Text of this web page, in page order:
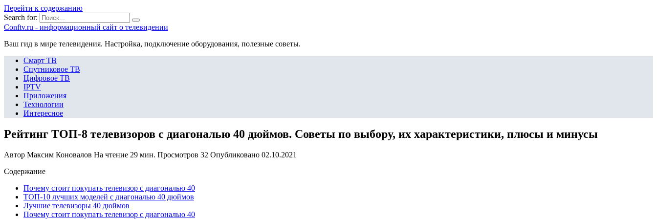
Перейти к содержанию
Search for:
Сonftv.ru - информационный сайт о телевидении
Ваш гид в мире телевидения. Настройка, подключение оборудования, полезные советы.
Смарт ТВ
Спутниковое ТВ
Цифровое ТВ
IPTV
Приложения
Технологии
Интересное
Рейтинг ТОП-8 телевизоров с диагональю 40 дюймов. Советы по выбору, их характеристики, плюсы и минусы
Автор Максим Коновалов На чтение 29 мин. Просмотров 32 Опубликовано 02.10.2021
Содержание
Почему стоит покупать телевизор с диагональю 40
ТОП-10 лучших моделей с диагональю 40 дюймов
Лучшие телевизоры 40 дюймов
Почему стоит покупать телевизор с диагональю 40